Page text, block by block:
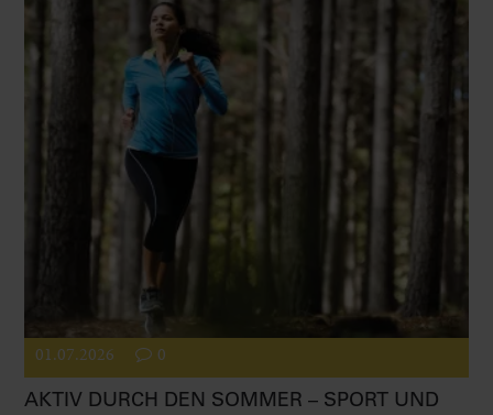
01.07.2026 0
AKTIV DURCH DEN SOMMER – SPORT UND